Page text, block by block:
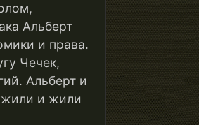
Альберт
и права.
Чечек,
Альберт и
и жили